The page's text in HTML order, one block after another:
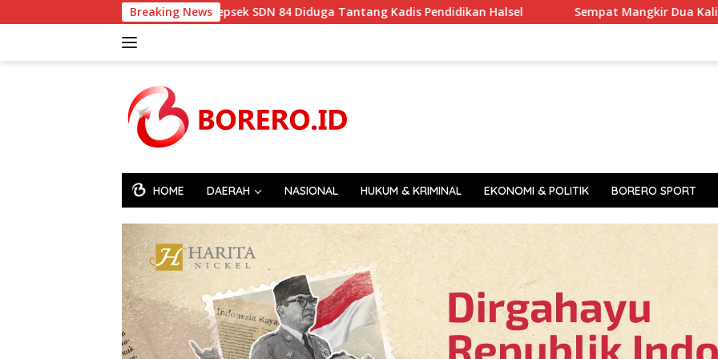
ke
Breaking News
Penganiayaan, Kepsek SDN 84 Diduga Tantang Kadis Pendidikan Halsel Sempat Mangkir Dua Kali, Kepsek SDN 84
HOME DAERAH NASIONAL HUKUM & KRIMINAL EKONOMI & POLITIK BORERO SPORT